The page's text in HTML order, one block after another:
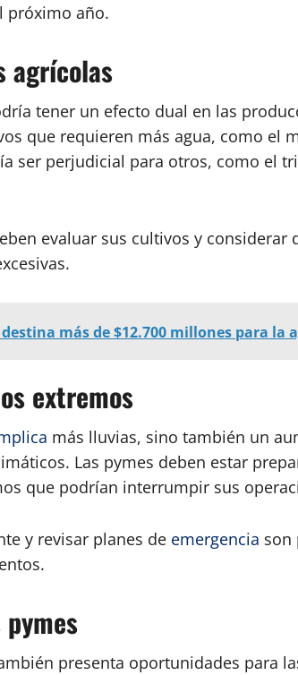
próximo año.
agrícolas
tener un efecto dual en las
que requieren más agua, como el
ser perjudicial para otros, como el
evaluar sus cultivos y
destina más de $12.700 millones para
extremos
más lluvias, sino también un
Las pymes deben estar
que podrían interrumpir sus
y revisar planes de emergencia son
presenta oportunidades para